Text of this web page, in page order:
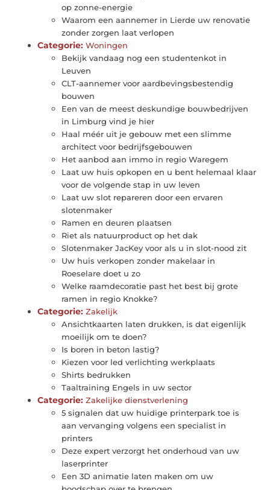
op zonne-energie
Waarom een aannemer in Lierde uw renovatie
zonder zorgen laat verlopen
Categorie: Woningen
Bekijk vandaag nog een studentenkot in
Leuven
CLT-aannemer voor aardbevingsbestendig
bouwen
Een van de meest deskundige bouwbedrijven
in Limburg vind je hier
Haal méér uit je gebouw met een slimme
architect voor bedrijfsgebouwen
Het aanbod aan immo in regio Waregem
Laat uw huis opkopen en u bent helemaal klaar
voor de volgende stap in uw leven
Laat uw slot repareren door een ervaren
slotenmaker
Ramen en deuren plaatsen
Riet als natuurproduct op het dak
Slotenmaker JacKey voor als u in slot-nood zit
Uw huis verkopen zonder makelaar in
Roeselare doet u zo
Welke raamdecoratie past het best bij grote
ramen in regio Knokke?
Categorie: Zakelijk
Ansichtkaarten laten drukken, is dat eigenlijk
moeilijk om te doen?
Is boren in beton lastig?
Kiezen voor led verlichting werkplaats
Shirts bedrukken
Taaltraining Engels in uw sector
Categorie: Zakelijke dienstverlening
5 signalen dat uw huidige printerpark toe is
aan vervanging volgens een specialist in
printers
Deze expert verzorgt het onderhoud van uw
laserprinter
Een 3D animatie laten maken om uw